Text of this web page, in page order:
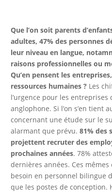
Que l’on soit parents
adultes, 47% des personnes
leur niveau en langue,
raisons professionnelles ou
Qu’en pensent les
ressources humaines ? Les
l’urgence pour les
anglophone. Si l’on s’en tient
concernant une étude sur le
alarmant que prévu.81% des
projettent recruter des
prochaines années. 78%
dernières années. Ces
besoin en personnel bilingue
que les postes de conception.